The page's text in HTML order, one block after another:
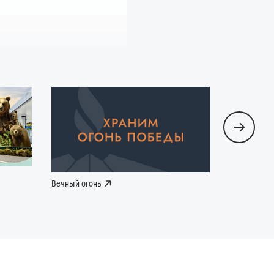
Вечный огонь